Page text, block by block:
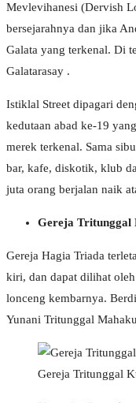
Mevlevihanesi (Dervish
bersejarahnya dan jika
Galata yang terkenal. Di
Galatarasay .
Istiklal Street dipagari
kedutaan abad ke-19
merek terkenal. Sama
bar, kafe, diskotik, klub
juta orang berjalan naik
Gereja Tritunggal
Gereja Hagia Triada
kiri, dan dapat dilihat
lonceng kembarnya.
Yunani Tritunggal
Gereja Tritunggal